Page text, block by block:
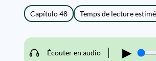
Capítulo 48 Temps de lecture
Écouter en audio ▶